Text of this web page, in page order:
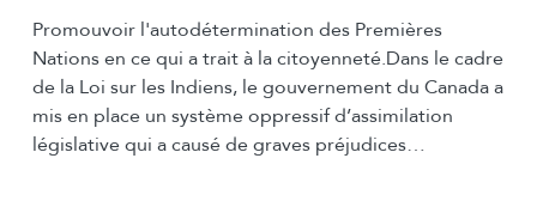
Promouvoir l'autodétermination des Premières
Nations en ce qui a trait à la citoyenneté.Dans le cadre
de la Loi sur les Indiens, le gouvernement du Canada a
mis en place un système oppressif d’assimilation
législative qui a causé de graves préjudices…